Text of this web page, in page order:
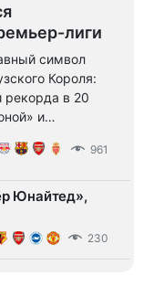
лиги
символ
Короля:
рекорда в 20
и
961
Юнайтед»,
230